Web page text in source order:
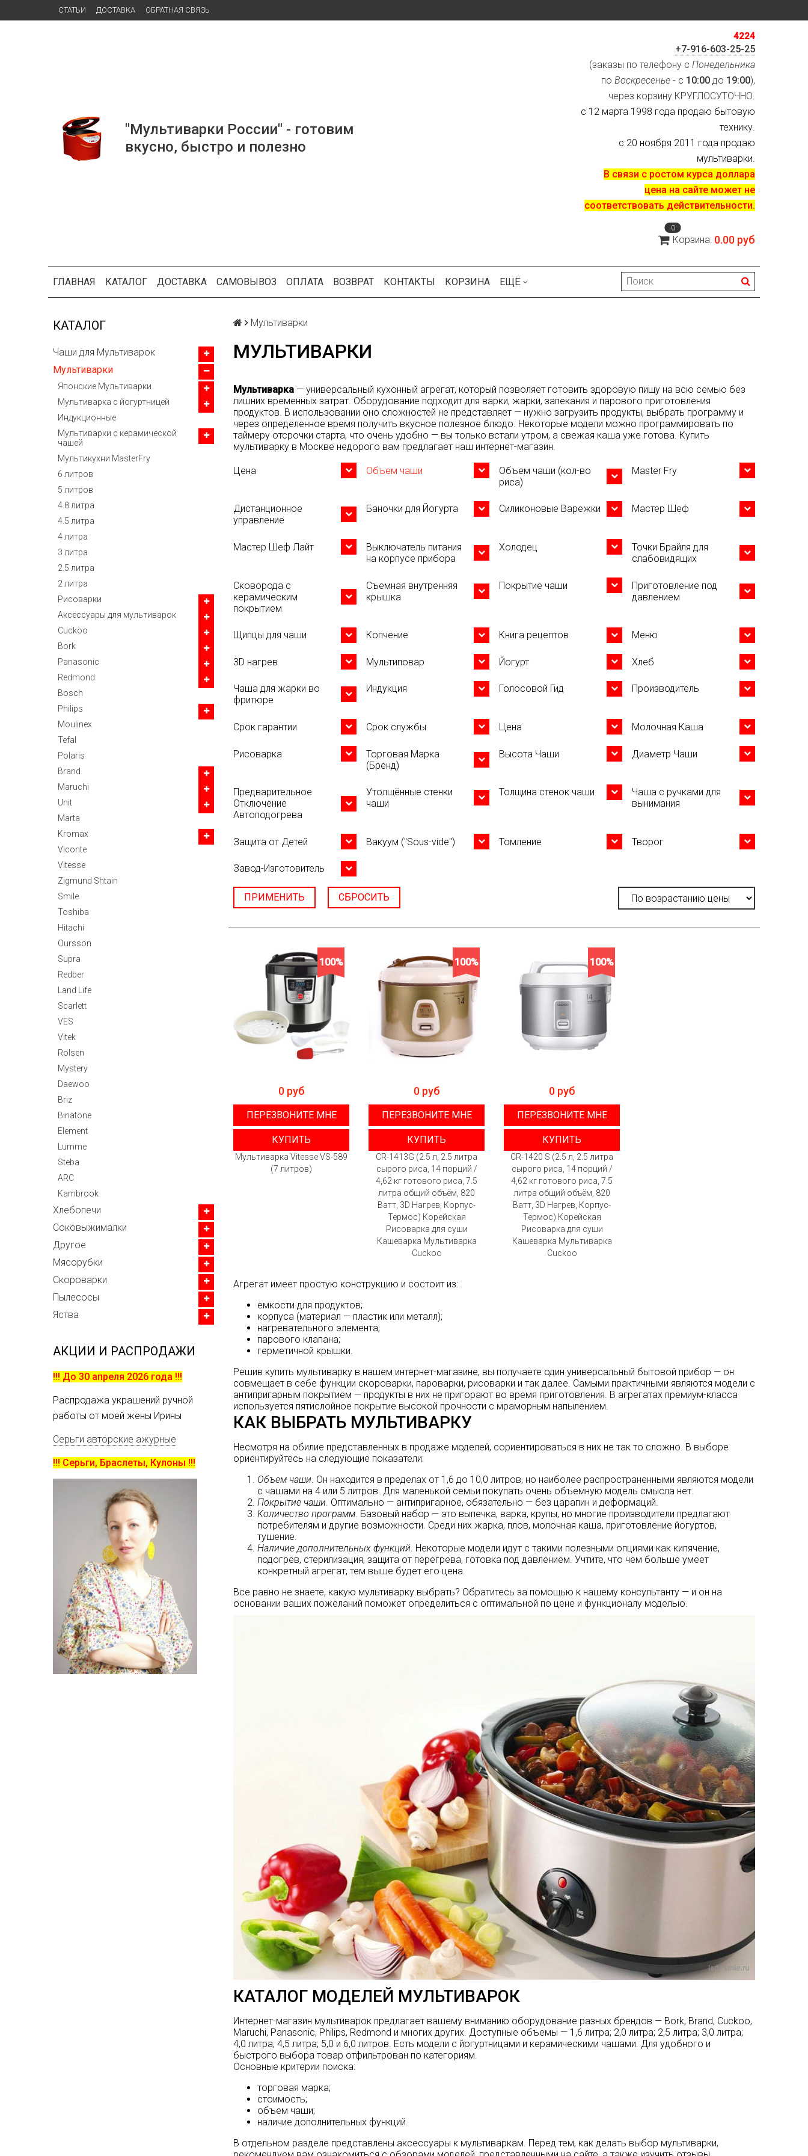
СТАТЬИ ДОСТАВКА ОБРАТНАЯ СВЯЗЬ
"Мультиварки России" - готовим
вкусно, быстро и полезно
4224
+7-916-603-25-25
(заказы по телефону с Понедельника
по Воскресенье - с 10:00 до 19:00),
через корзину КРУГЛОСУТОЧНО.
с 12 марта 1998 года продаю бытовую
технику.
с 20 ноября 2011 года продаю
мультиварки.
В связи с ростом курса доллара
цена на сайте может не
соответствовать действительности.
0
Корзина: 0.00 руб
ГЛАВНАЯ КАТАЛОГ ДОСТАВКА САМОВЫВОЗ ОПЛАТА ВОЗВРАТ КОНТАКТЫ КОРЗИНА ЕЩЁ
КАТАЛОГ
Чаши для Мультиварок
Мультиварки
Японские Мультиварки
Мультиварка с йогуртницей
Индукционные
Мультиварки с керамической
чашей
Мультикухни MasterFry
6 литров
5 литров
4.8 литра
4.5 литра
4 литра
3 литра
2.5 литра
2 литра
Рисоварки
Аксессуары для мультиварок
Cuckoo
Bork
Panasonic
Redmond
Bosch
Philips
Moulinex
Tefal
Polaris
Brand
Maruchi
Unit
Marta
Kromax
Viconte
Vitesse
Zigmund Shtain
Smile
Toshiba
Hitachi
Oursson
Supra
Redber
Land Life
Scarlett
VES
Vitek
Rolsen
Mystery
Daewoo
Briz
Binatone
Element
Lumme
Steba
ARC
Kambrook
Хлебопечи
Соковыжималки
Другое
Мясорубки
Скороварки
Пылесосы
Яства
АКЦИИ И РАСПРОДАЖИ
!!! До 30 апреля 2026 года !!!
Распродажа украшений ручной
работы от моей жены Ирины
Серьги авторские ажурные
!!! Серьги, Браслеты, Кулоны !!!
Мультиварки
МУЛЬТИВАРКИ
Мультиварка — универсальный кухонный агрегат, который позволяет готовить здоровую пищу на всю семью без
лишних временных затрат. Оборудование подходит для варки, жарки, запекания и парового приготовления
продуктов. В использовании оно сложностей не представляет — нужно загрузить продукты, выбрать программу и
через определенное время получить вкусное полезное блюдо. Некоторые модели можно программировать по
таймеру отсрочки старта, что очень удобно — вы только встали утром, а свежая каша уже готова. Купить
мультиварку в Москве недорого вам предлагает наш интернет-магазин.
Цена Объем чаши
Объем чаши (кол-во
риса)
Master Fry
Дистанционное
управление
Баночки для Йогурта Силиконовые Варежки Мастер Шеф
Мастер Шеф Лайт
Выключатель питания
на корпусе прибора
Холодец
Точки Брайля для
слабовидящих
Сковорода с
керамическим
покрытием
Съемная внутренняя
крышка
Покрытие чаши
Приготовление под
давлением
Щипцы для чаши Копчение Книга рецептов Меню
3D нагрев Мультиповар Йогурт Хлеб
Чаша для жарки во
фритюре
Индукция Голосовой Гид Производитель
Срок гарантии Срок службы Цена Молочная Каша
Рисоварка
Торговая Марка
(Бренд)
Высота Чаши Диаметр Чаши
Предварительное
Отключение
Автоподогрева
Утолщённые стенки
чаши
Толщина стенок чаши
Чаша с ручками для
вынимания
Защита от Детей Вакуум ("Sous-vide") Томление Творог
Завод-Изготовитель
ПРИМЕНИТЬ СБРОСИТЬ
100%
0 руб
ПЕРЕЗВОНИТЕ МНЕ
КУПИТЬ
Мультиварка Vitesse VS-589
(7 литров)
100%
0 руб
ПЕРЕЗВОНИТЕ МНЕ
КУПИТЬ
CR-1413G (2.5 л, 2.5 литра
сырого риса, 14 порций /
4,62 кг готового риса, 7.5
литра общий объём, 820
Ватт, 3D Нагрев, Корпус-
Термос) Корейская
Рисоварка для суши
Кашеварка Мультиварка
Cuckoo
100%
0 руб
ПЕРЕЗВОНИТЕ МНЕ
КУПИТЬ
CR-1420 S (2.5 л, 2.5 литра
сырого риса, 14 порций /
4,62 кг готового риса, 7.5
литра общий объём, 820
Ватт, 3D Нагрев, Корпус-
Термос) Корейская
Рисоварка для суши
Кашеварка Мультиварка
Cuckoo
Агрегат имеет простую конструкцию и состоит из:
емкости для продуктов;
корпуса (материал — пластик или металл);
нагревательного элемента;
парового клапана;
герметичной крышки.
Решив купить мультиварку в нашем интернет-магазине, вы получаете один универсальный бытовой прибор — он
совмещает в себе функции скороварки, пароварки, рисоварки и так далее. Самыми практичными являются модели с
антипригарным покрытием — продукты в них не пригорают во время приготовления. В агрегатах премиум-класса
используется пятислойное покрытие высокой прочности с мраморным напылением.
КАК ВЫБРАТЬ МУЛЬТИВАРКУ
Несмотря на обилие представленных в продаже моделей, сориентироваться в них не так то сложно. В выборе
ориентируйтесь на следующие показатели:
Объем чаши. Он находится в пределах от 1,6 до 10,0 литров, но наиболее распространенными являются модели
с чашами на 4 или 5 литров. Для маленькой семьи покупать очень объемную модель смысла нет.
Покрытие чаши. Оптимально — антипригарное, обязательно — без царапин и деформаций.
Количество программ. Базовый набор — это выпечка, варка, крупы, но многие производители предлагают
потребителям и другие возможности. Среди них жарка, плов, молочная каша, приготовление йогуртов,
тушение.
Наличие дополнительных функций. Некоторые модели идут с такими полезными опциями как кипячение,
подогрев, стерилизация, защита от перегрева, готовка под давлением. Учтите, что чем больше умеет
конкретный агрегат, тем выше будет его цена.
Все равно не знаете, какую мультиварку выбрать? Обратитесь за помощью к нашему консультанту — и он на
основании ваших пожеланий поможет определиться с оптимальной по цене и функционалу моделью.
КАТАЛОГ МОДЕЛЕЙ МУЛЬТИВАРОК
Интернет-магазин мультиварок предлагает вашему вниманию оборудование разных брендов — Bork, Brand, Cuckoo,
Maruchi, Panasonic, Philips, Redmond и многих других. Доступные объемы — 1,6 литра; 2,0 литра; 2,5 литра; 3,0 литра;
4,0 литра; 4,5 литра; 5,0 и 6,0 литров. Есть модели с йогуртницами и керамическими чашами. Для удобного и
быстрого выбора товар отфильтрован по категориям.
Основные критерии поиска:
торговая марка;
стоимость;
объем чаши;
наличие дополнительных функций.
В отдельном разделе представлены аксессуары к мультиваркам. Перед тем, как делать выбор мультиварки,